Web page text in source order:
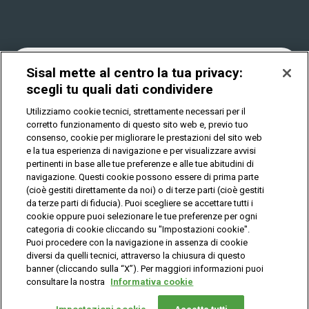
Vuoi giocare
Play Your Date
News
Cookies
Privacy
IL GIOCO È VIETATO AI MINORI E PUÒ CAUSARE
DIPENDENZA PATOLOGICA
© Copyright Sisal Italia S.p.A. - P.I. 02433760135
Privacy Cookies
Mappa
del
Sisal mette al centro la tua privacy:
scegli tu quali dati condividere
Utilizziamo cookie tecnici, strettamente necessari per il
corretto funzionamento di questo sito web e, previo tuo
consenso, cookie per migliorare le prestazioni del sito web
e la tua esperienza di navigazione e per visualizzare avvisi
pertinenti in base alle tue preferenze e alle tue abitudini di
navigazione. Questi cookie possono essere di prima parte
(cioè gestiti direttamente da noi) o di terze parti (cioè gestiti
da terze parti di fiducia). Puoi scegliere se accettare tutti i
cookie oppure puoi selezionare le tue preferenze per ogni
categoria di cookie cliccando su "Impostazioni cookie".
Puoi procedere con la navigazione in assenza di cookie
diversi da quelli tecnici, attraverso la chiusura di questo
banner (cliccando sulla “X”). Per maggiori informazioni puoi
consultare la nostra Informativa cookie